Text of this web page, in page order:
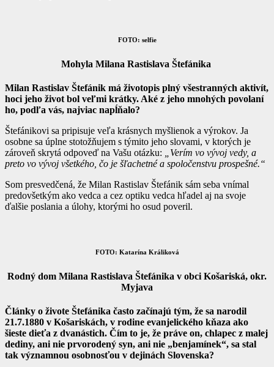
FOTO: selfie
Mohyla Milana Rastislava Štefánika
Milan Rastislav Štefánik má životopis plný všestranných aktivít,
hoci jeho život bol veľmi krátky. Aké z jeho mnohých povolaní
ho, podľa vás, najviac napĺňalo?
Štefánikovi sa pripisuje veľa krásnych myšlienok a výrokov. Ja
osobne sa úplne stotožňujem s týmito jeho slovami, v ktorých je
zároveň skrytá odpoveď na Vašu otázku:
„Verím vo vývoj vedy, a
preto vo vývoj všetkého, čo je šľachetné a spoločenstvu prospešné.“
Som presvedčená, že Milan Rastislav Štefánik sám seba vnímal
predovšetkým ako vedca a cez optiku vedca hľadel aj na svoje
ďalšie poslania a úlohy, ktorými ho osud poveril.
FOTO: Katarína Králiková
Rodný dom Milana Rastislava Štefánika v obci Košariská, okr.
Myjava
Články o živote Štefánika často začínajú tým, že sa narodil
21.7.1880 v Košariskách, v rodine evanjelického kňaza ako
šieste dieťa z dvanástich. Čím to je, že práve on, chlapec z malej
dediny, ani nie prvorodený syn, ani nie „benjamínek“, sa stal
tak významnou osobnosťou v dejinách Slovenska?